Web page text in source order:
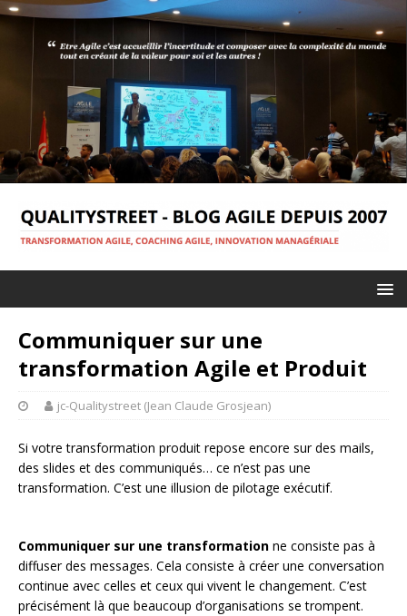
Communiquer sur une
transformation Agile et Produit
jc-Qualitystreet (Jean Claude Grosjean)
Si votre transformation produit repose encore sur des mails,
des slides et des communiqués… ce n’est pas une
transformation. C’est une illusion de pilotage exécutif.
Communiquer sur une transformation ne consiste pas à
diffuser des messages. Cela consiste à créer une conversation
continue avec celles et ceux qui vivent le changement. C’est
précisément là que beaucoup d’organisations se trompent.